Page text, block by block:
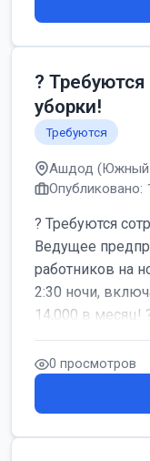
?
уборки!
Требуются
Ашдод (Южный
Опубликовано:
? Требуются
Ведущее
работников на
2:30 ночи,
14,000 в месяц! ?
0 просмотров